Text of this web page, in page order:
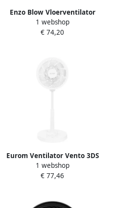
Enzo Blow Vloerventilator
45cm | 220v | 200W |
Chroom | 3
1 webshop
€ 74,20
Eurom Ventilator Vento 3DS
Silent Comfort | Wit | 76-94
CM 384925
1 webshop
€ 77,46